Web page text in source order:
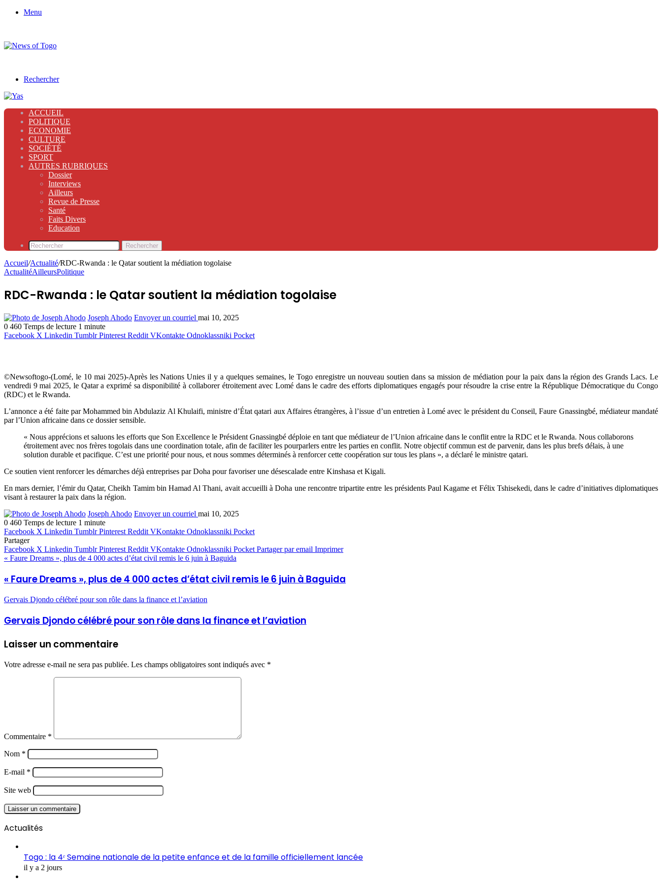
Menu
Rechercher
ACCUEIL
POLITIQUE
ECONOMIE
CULTURE
SOCIÉTÉ
SPORT
AUTRES RUBRIQUES
Dossier
Interviews
Ailleurs
Revue de Presse
Santé
Faits Divers
Education
Rechercher
Accueil/Actualité/RDC-Rwanda : le Qatar soutient la médiation togolaise
ActualitéAilleursPolitique
RDC-Rwanda : le Qatar soutient la médiation togolaise
Joseph Ahodo Envoyer un courriel mai 10, 2025
0 460 Temps de lecture 1 minute
Facebook X Linkedin Tumblr Pinterest Reddit VKontakte Odnoklassniki Pocket
©Newsoftogo-(Lomé, le 10 mai 2025)-Après les Nations Unies il y a quelques semaines, le Togo enregistre un nouveau soutien dans sa mission de médiation pour la paix dans la région des Grands Lacs. Le
vendredi 9 mai 2025, le Qatar a exprimé sa disponibilité à collaborer étroitement avec Lomé dans le cadre des efforts diplomatiques engagés pour résoudre la crise entre la République Démocratique du Congo
(RDC) et le Rwanda.
L’annonce a été faite par Mohammed bin Abdulaziz Al Khulaifi, ministre d’État qatari aux Affaires étrangères, à l’issue d’un entretien à Lomé avec le président du Conseil, Faure Gnassingbé, médiateur mandaté
par l’Union africaine dans ce dossier sensible.
« Nous apprécions et saluons les efforts que Son Excellence le Président Gnassingbé déploie en tant que médiateur de l’Union africaine dans le conflit entre la RDC et le Rwanda. Nous collaborons
étroitement avec nos frères togolais dans une coordination totale, afin de faciliter les pourparlers entre les parties en conflit. Notre objectif commun est de parvenir, dans les plus brefs délais, à une
solution durable et pacifique. C’est une priorité pour nous, et nous sommes déterminés à renforcer cette coopération sur tous les plans », a déclaré le ministre qatari.
Ce soutien vient renforcer les démarches déjà entreprises par Doha pour favoriser une désescalade entre Kinshasa et Kigali.
En mars dernier, l’émir du Qatar, Cheikh Tamim bin Hamad Al Thani, avait accueilli à Doha une rencontre tripartite entre les présidents Paul Kagame et Félix Tshisekedi, dans le cadre d’initiatives diplomatiques
visant à restaurer la paix dans la région.
Joseph Ahodo Envoyer un courriel mai 10, 2025
0 460 Temps de lecture 1 minute
Facebook X Linkedin Tumblr Pinterest Reddit VKontakte Odnoklassniki Pocket
Partager
Facebook X Linkedin Tumblr Pinterest Reddit VKontakte Odnoklassniki Pocket Partager par email Imprimer
« Faure Dreams », plus de 4 000 actes d’état civil remis le 6 juin à Baguida
« Faure Dreams », plus de 4 000 actes d’état civil remis le 6 juin à Baguida
Gervais Djondo célébré pour son rôle dans la finance et l’aviation
Gervais Djondo célébré pour son rôle dans la finance et l’aviation
Laisser un commentaire
Votre adresse e-mail ne sera pas publiée. Les champs obligatoires sont indiqués avec *
Commentaire *
Nom *
E-mail *
Site web
Actualités
Togo : la 4ᵉ Semaine nationale de la petite enfance et de la famille officiellement lancée
il y a 2 jours